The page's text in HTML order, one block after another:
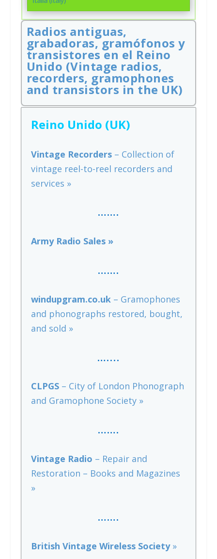
Radios antiguas,
grabadoras, gramófonos y
transistores en el Reino
Unido (Vintage radios,
recorders, gramophones
and transistors in the UK)
Reino Unido (UK)
Vintage Recorders – Collection of
vintage reel-to-reel recorders and
services »
…….
Army Radio Sales »
…….
windupgram.co.uk – Gramophones
and phonographs restored, bought,
and sold »
…....
CLPGS – City of London Phonograph
and Gramophone Society »
…….
Vintage Radio – Repair and
Restoration – Books and Magazines
»
…….
British Vintage Wireless Society»